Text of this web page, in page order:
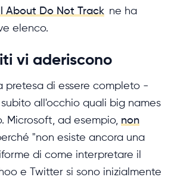
About Do Not Track ne ha
elenco.
vi aderiscono
pretesa di essere completo -
all'occhio quali big names
Microsoft, ad esempio, non
"non esiste ancora una
di come interpretare il
e Twitter si sono inizialmente